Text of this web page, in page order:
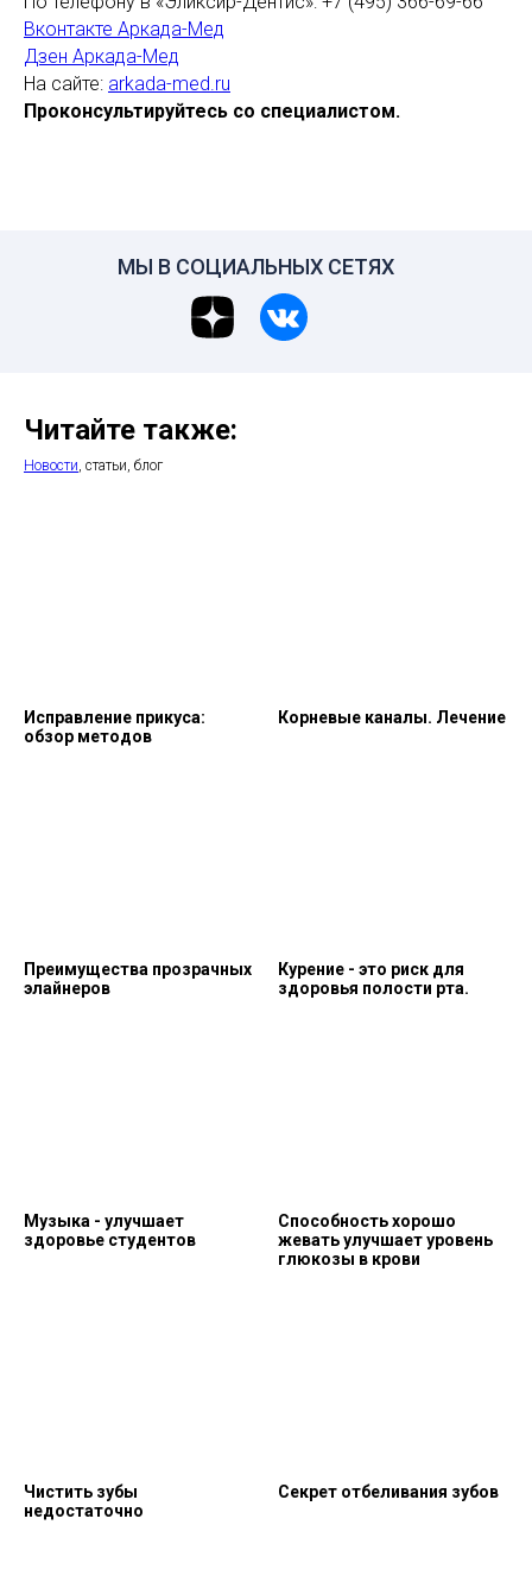
Вконтакте Аркада-Мед
Дзен Аркада-Мед
На сайте: arkada-med.ru
Проконсультируйтесь со специалистом.
МЫ В СОЦИАЛЬНЫХ СЕТЯХ
Читайте также:
Новости, статьи, блог
Исправление прикуса:
обзор методов
Корневые каналы. Лечение
Преимущества прозрачных
элайнеров
Курение - это риск для
здоровья полости рта.
Музыка - улучшает
здоровье студентов
Способность хорошо
жевать улучшает уровень
глюкозы в крови
Чистить зубы
недостаточно
Секрет отбеливания зубов